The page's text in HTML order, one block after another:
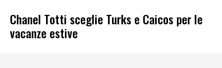
Chanel Totti sceglie Turks e Caicos per le
vacanze estive